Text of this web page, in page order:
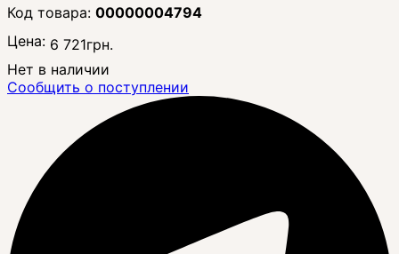
00000004794
Цена: 6 721грн.
Нет в наличии
Сообщить о поступлении